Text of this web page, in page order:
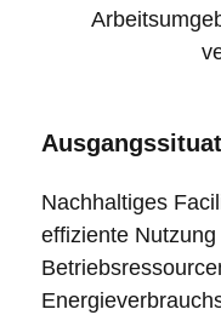
Nachhaltiges
effiziente